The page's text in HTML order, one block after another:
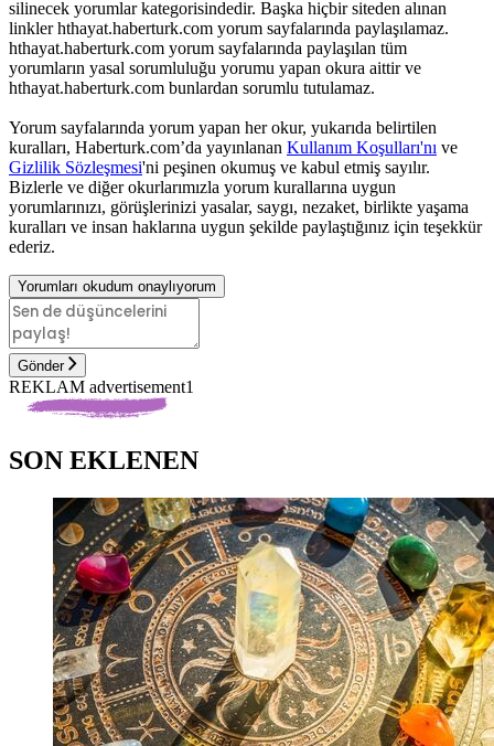
silinecek yorumlar kategorisindedir. Başka hiçbir siteden alınan
linkler hthayat.haberturk.com yorum sayfalarında paylaşılamaz.
hthayat.haberturk.com yorum sayfalarında paylaşılan tüm
yorumların yasal sorumluluğu yorumu yapan okura aittir ve
hthayat.haberturk.com bunlardan sorumlu tutulamaz.
Yorum sayfalarında yorum yapan her okur, yukarıda belirtilen
kuralları, Haberturk.com’da yayınlanan Kullanım Koşulları'nı ve
Gizlilik Sözleşmesi'ni peşinen okumuş ve kabul etmiş sayılır.
Bizlerle ve diğer okurlarımızla yorum kurallarına uygun
yorumlarınızı, görüşlerinizi yasalar, saygı, nezaket, birlikte yaşama
kuralları ve insan haklarına uygun şekilde paylaştığınız için teşekkür
ederiz.
Yorumları okudum onaylıyorum
Gönder
REKLAM advertisement1
SON EKLENEN